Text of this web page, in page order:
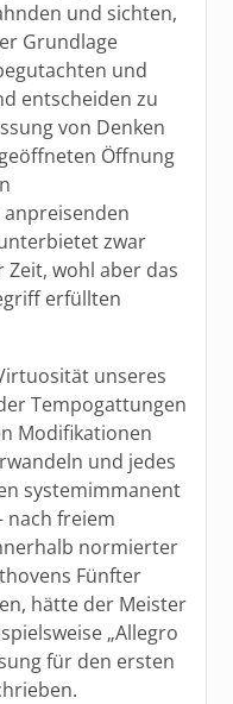
und sichten,
Grundlage
und
entscheiden zu
von Denken
Öffnung
zwar
wohl aber das
erfüllten
unseres
Tempogattungen
Modifikationen
und jedes
systemimmanent
nach freiem
normierter
Fünfter
hätte der Meister
„Allegro
für den ersten